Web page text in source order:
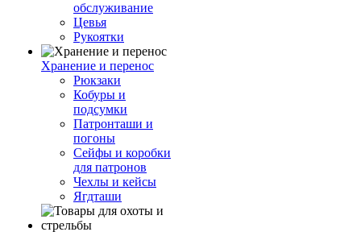
обслуживание
Цевья
Рукоятки
Хранение и перенос
Рюкзаки
Кобуры и
подсумки
Патронташи и
погоны
Сейфы и коробки
для патронов
Чехлы и кейсы
Ягдташи